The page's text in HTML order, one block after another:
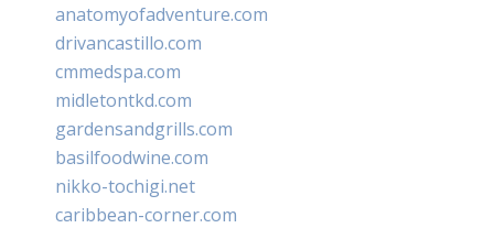
anatomyofadventure.com
drivancastillo.com
cmmedspa.com
midletontkd.com
gardensandgrills.com
basilfoodwine.com
nikko-tochigi.net
caribbean-corner.com